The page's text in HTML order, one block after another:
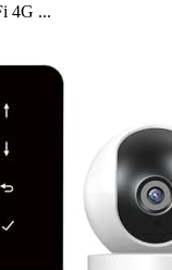
4G ...